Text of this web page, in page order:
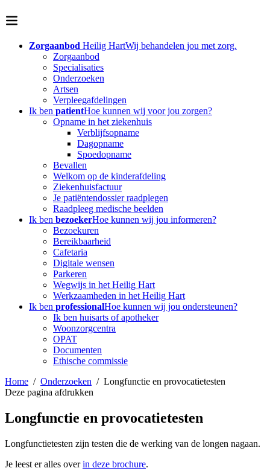
Zorgaanbod Heilig HartWij behandelen jou met zorg.
Zorgaanbod
Specialisaties
Onderzoeken
Artsen
Verpleegafdelingen
Ik ben patientHoe kunnen wij voor jou zorgen?
Opname in het ziekenhuis
Verblijfsopname
Dagopname
Spoedopname
Bevallen
Welkom op de kinderafdeling
Ziekenhuisfactuur
Je patiëntendossier raadplegen
Raadpleeg medische beelden
Ik ben bezoekerHoe kunnen wij jou informeren?
Bezoekuren
Bereikbaarheid
Cafetaria
Digitale wensen
Parkeren
Wegwijs in het Heilig Hart
Werkzaamheden in het Heilig Hart
Ik ben professionalHoe kunnen wij jou ondersteunen?
Ik ben huisarts of apotheker
Woonzorgcentra
OPAT
Documenten
Ethische commissie
Home
Onderzoeken
Longfunctie en provocatietesten
Deze pagina afdrukken
Longfunctie en provocatietesten
Longfunctietesten zijn testen die de werking van de longen nagaan.
Je leest er alles overin deze brochure.